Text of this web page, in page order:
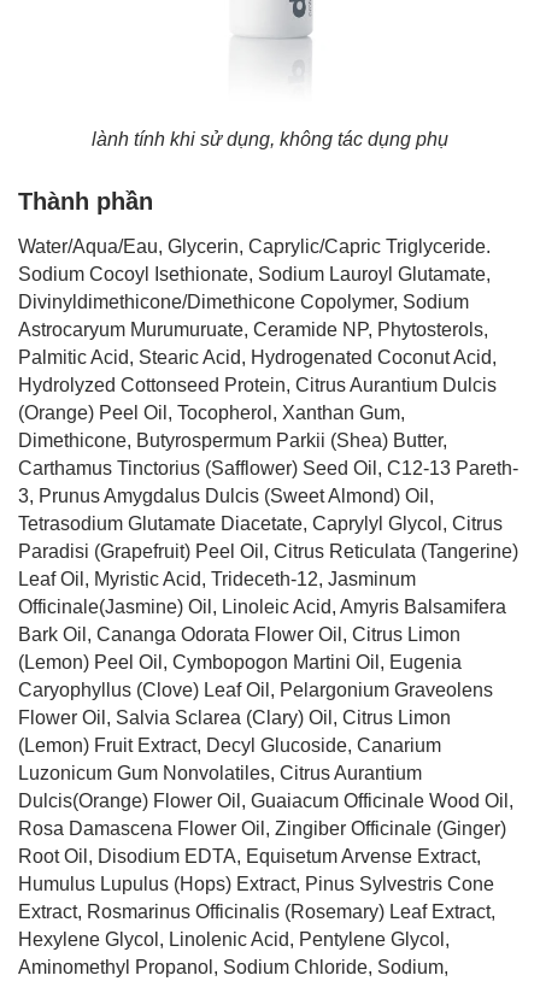
lành tính khi sử dụng, không tác dụng phụ
Thành phần
Water/Aqua/Eau, Glycerin, Caprylic/Capric Triglyceride.
Sodium Cocoyl Isethionate, Sodium Lauroyl Glutamate,
Divinyldimethicone/Dimethicone Copolymer, Sodium
Astrocaryum Murumuruate, Ceramide NP, Phytosterols,
Palmitic Acid, Stearic Acid, Hydrogenated Coconut Acid,
Hydrolyzed Cottonseed Protein, Citrus Aurantium Dulcis
(Orange) Peel Oil, Tocopherol, Xanthan Gum,
Dimethicone, Butyrospermum Parkii (Shea) Butter,
Carthamus Tinctorius (Safflower) Seed Oil, C12-13 Pareth-
3, Prunus Amygdalus Dulcis (Sweet Almond) Oil,
Tetrasodium Glutamate Diacetate, Caprylyl Glycol, Citrus
Paradisi (Grapefruit) Peel Oil, Citrus Reticulata (Tangerine)
Leaf Oil, Myristic Acid, Trideceth-12, Jasminum
Officinale(Jasmine) Oil, Linoleic Acid, Amyris Balsamifera
Bark Oil, Cananga Odorata Flower Oil, Citrus Limon
(Lemon) Peel Oil, Cymbopogon Martini Oil, Eugenia
Caryophyllus (Clove) Leaf Oil, Pelargonium Graveolens
Flower Oil, Salvia Sclarea (Clary) Oil, Citrus Limon
(Lemon) Fruit Extract, Decyl Glucoside, Canarium
Luzonicum Gum Nonvolatiles, Citrus Aurantium
Dulcis(Orange) Flower Oil, Guaiacum Officinale Wood Oil,
Rosa Damascena Flower Oil, Zingiber Officinale (Ginger)
Root Oil, Disodium EDTA, Equisetum Arvense Extract,
Humulus Lupulus (Hops) Extract, Pinus Sylvestris Cone
Extract, Rosmarinus Officinalis (Rosemary) Leaf Extract,
Hexylene Glycol, Linolenic Acid, Pentylene Glycol,
Aminomethyl Propanol, Sodium Chloride, Sodium,